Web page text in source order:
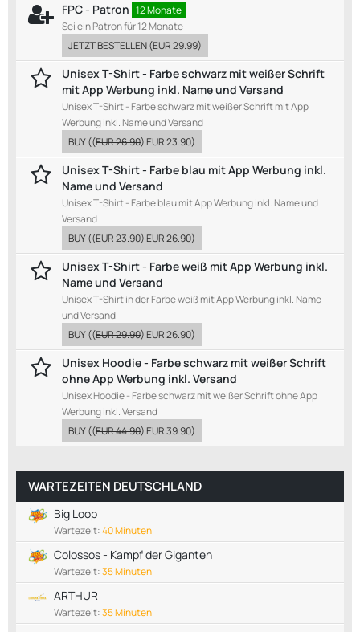
FPC - Patron 12 Monate
Sei ein Patron für 12 Monate
JETZT BESTELLEN(EUR 29.99)
Unisex T-Shirt - Farbe schwarz mit weißer Schrift
mit App Werbung inkl. Name und Versand
Unisex T-Shirt - Farbe schwarz mit weißer Schrift mit App
Werbung inkl. Name und Versand
BUY((EUR 26.90)EUR 23.90)
Unisex T-Shirt - Farbe blau mit App Werbung inkl.
Name und Versand
Unisex T-Shirt - Farbe blau mit App Werbung inkl. Name und
Versand
BUY((EUR 23.90)EUR 26.90)
Unisex T-Shirt - Farbe weiß mit App Werbung inkl.
Name und Versand
Unisex T-Shirt in der Farbe weiß mit App Werbung inkl. Name
und Versand
BUY((EUR 29.90)EUR 26.90)
Unisex Hoodie - Farbe schwarz mit weißer Schrift
ohne App Werbung inkl. Versand
Unisex Hoodie - Farbe schwarz mit weißer Schrift ohne App
Werbung inkl. Versand
BUY((EUR 44.90)EUR 39.90)
WARTEZEITEN DEUTSCHLAND
Big Loop
Wartezeit:40 Minuten
Colossos - Kampf der Giganten
Wartezeit:35 Minuten
ARTHUR
Wartezeit:35 Minuten